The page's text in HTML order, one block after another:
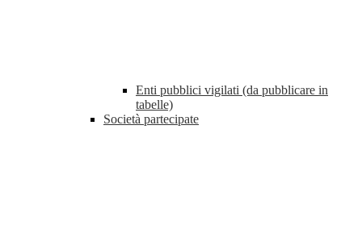
Enti pubblici vigilati (da pubblicare in
tabelle)
Società partecipate